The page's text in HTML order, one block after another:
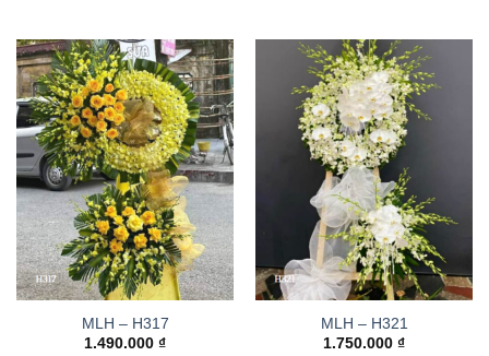
MLH – H317
1.490.000 ₫
MLH – H321
1.750.000 ₫